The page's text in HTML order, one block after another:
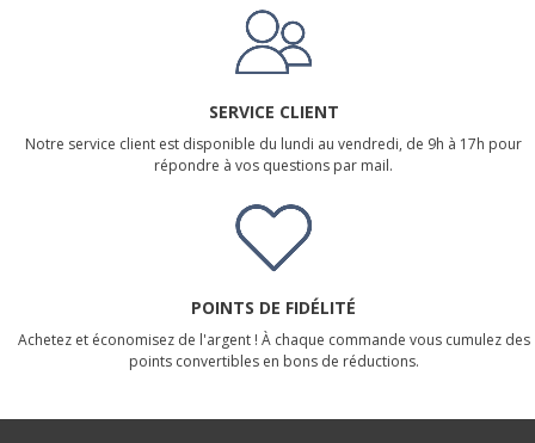
SERVICE CLIENT
Notre service client est disponible du lundi au vendredi, de 9h à 17h pour
répondre à vos questions par mail.
POINTS DE FIDÉLITÉ
Achetez et économisez de l'argent ! À chaque commande vous cumulez des
points convertibles en bons de réductions.